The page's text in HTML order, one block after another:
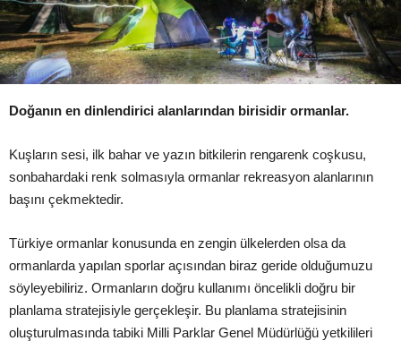
Doğanın en dinlendirici alanlarından birisidir ormanlar.
Kuşların sesi, ilk bahar ve yazın bitkilerin rengarenk coşkusu,
sonbahardaki renk solmasıyla ormanlar rekreasyon alanlarının
başını çekmektedir.
Türkiye ormanlar konusunda en zengin ülkelerden olsa da
ormanlarda yapılan sporlar açısından biraz geride olduğumuzu
söyleyebiliriz. Ormanların doğru kullanımı öncelikli doğru bir
planlama stratejisiyle gerçekleşir. Bu planlama stratejisinin
oluşturulmasında tabiki Milli Parklar Genel Müdürlüğü yetkilileri